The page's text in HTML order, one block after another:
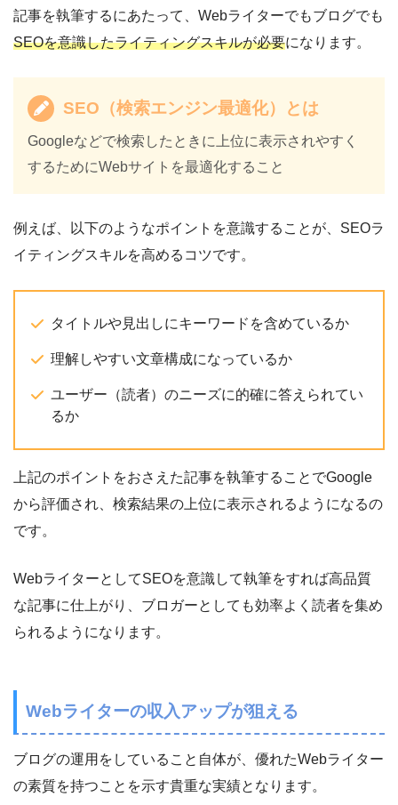
記事を執筆するにあたって、Webライターでもブログでも
SEOを意識したライティングスキルが必要になります。
SEO（検索エンジン最適化）とは
Googleなどで検索したときに上位に表示されやすく
するためにWebサイトを最適化すること
例えば、以下のようなポイントを意識することが、SEOラ
イティングスキルを高めるコツです。
タイトルや見出しにキーワードを含めているか
理解しやすい文章構成になっているか
ユーザー（読者）のニーズに的確に答えられてい
るか
上記のポイントをおさえた記事を執筆することでGoogle
から評価され、検索結果の上位に表示されるようになるの
です。
WebライターとしてSEOを意識して執筆をすれば高品質
な記事に仕上がり、ブロガーとしても効率よく読者を集め
られるようになります。
Webライターの収入アップが狙える
ブログの運用をしていること自体が、優れたWebライター
の素質を持つことを示す貴重な実績となります。